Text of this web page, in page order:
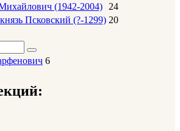
(1942-2004)
24
Псковский (?-1299) 20
6